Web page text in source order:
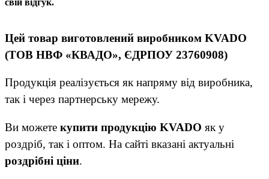
свій відгук.
Цей товар виготовлений виробником KVADO
(ТОВ НВФ «КВАДО», ЄДРПОУ 23760908)
Продукція реалізується як напряму від виробника,
так і через партнерську мережу.
Ви можете купити продукцію KVADO як у
роздріб, так і оптом. На сайті вказані актуальні
роздрібні ціни.